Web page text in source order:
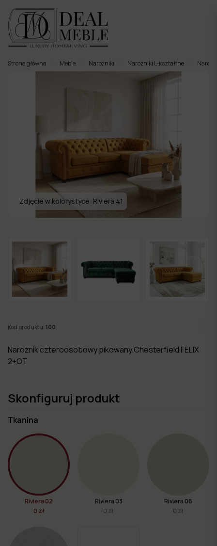
ogrodowe
dni
Nowości
Kolekcje
mebli
Strona główna Meble Narożniki Narożniki L-kształtne
Zdjęcie w kolorystyce: Riviera 41
Kod produktu:100
Narożnik czteroosobowy pikowany Chesterfield FELIX
2+OT
Skonfiguruj produkt
Tkanina
Riviera 02
0 zł
Riviera 03
0 zł
Riviera 06
0 zł